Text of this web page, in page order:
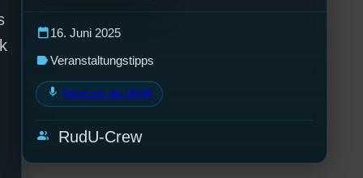
calendar_today16. Juni 2025
labelVeranstaltungstipps
mic Rund um die U(h)R
group RudU-Crew